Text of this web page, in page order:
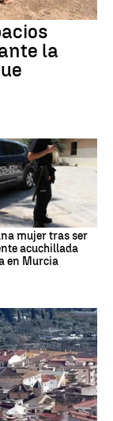
la
mujer tras ser
acuchillada
en Murcia